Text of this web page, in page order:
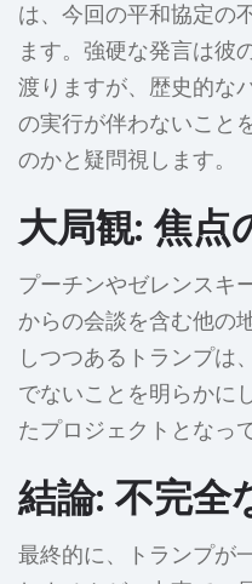
は、今回の平和協定の
ます。強硬な発言は彼
渡りますが、歴史的な
の実行が伴わないこと
のかと疑問視します。
大局観: 焦点
プーチンやゼレンスキ
からの会談を含む他の
しつつあるトランプは
でないことを明らかに
たプロジェクトとなっ
結論: 不完全
最終的に、トランプが